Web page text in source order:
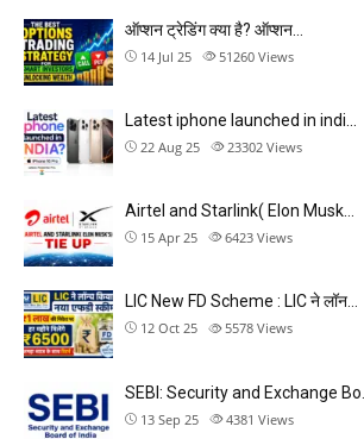
ऑप्शन ट्रेडिंग क्या है? ऑप्शन…
14 Jul 25 51260 Views
Latest iphone launched in indi…
22 Aug 25 23302 Views
Airtel and Starlink( Elon Musk…
15 Apr 25 6423 Views
LIC New FD Scheme : LIC ने लॉन…
12 Oct 25 5578 Views
SEBI: Security and Exchange Bo…
13 Sep 25 4381 Views